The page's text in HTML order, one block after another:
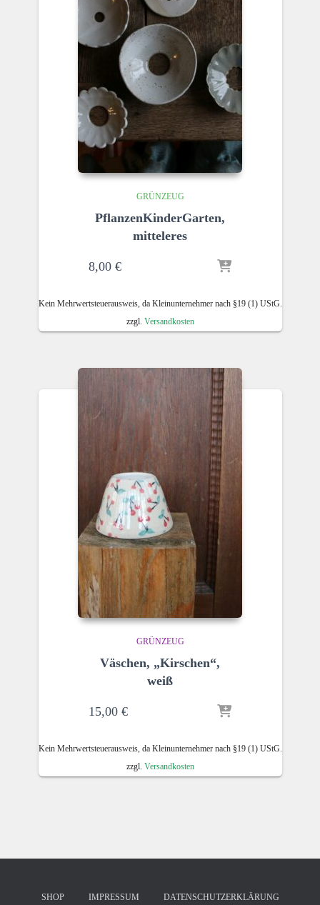
GRÜNZEUG
PflanzenKinderGarten,
mitteleres
8,00 €
Kein Mehrwertsteuerausweis, da Kleinunternehmer nach §19 (1) UStG.
zzgl. Versandkosten
GRÜNZEUG
Väschen, „Kirschen“,
weiß
15,00 €
Kein Mehrwertsteuerausweis, da Kleinunternehmer nach §19 (1) UStG.
zzgl. Versandkosten
SHOP IMPRESSUM DATENSCHUTZERKLÄRUNG